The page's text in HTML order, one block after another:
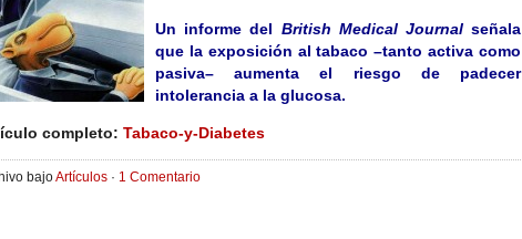
Un informe del British Medical Journalseñala
que la exposición al tabaco –tanto activa como
pasiva– aumenta el riesgo de padecer
intolerancia a la glucosa.
completo: Tabaco-y-Diabetes
bajoArtículos · 1 Comentario